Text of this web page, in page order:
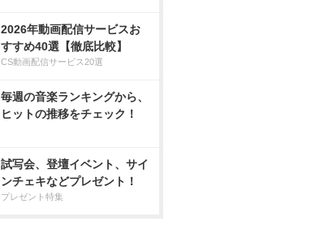
2026年動画配信サービスお
すすめ40選【徹底比較】
CS動画配信サービス20選
毎週の音楽ランキングから、
ヒットの推移をチェック！
試写会、登壇イベント、サイ
ンチェキなどプレゼント！
プレゼント特集